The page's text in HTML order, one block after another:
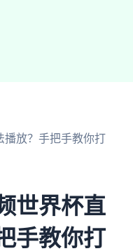
播放？手把手教你打
世界杯直
手教你打